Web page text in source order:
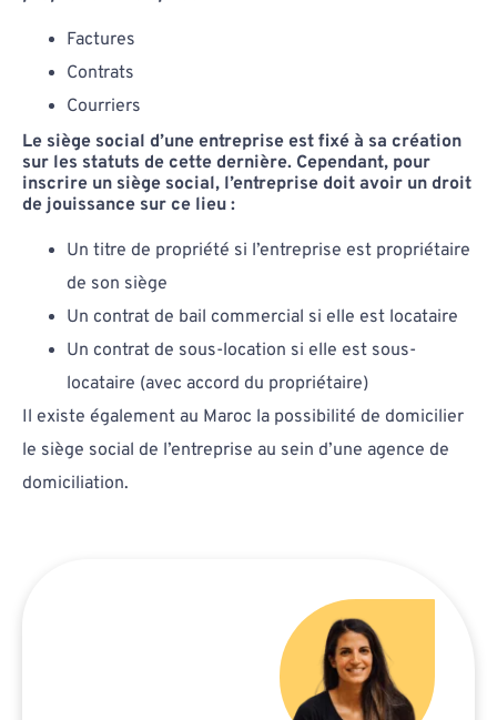
Factures
Contrats
Courriers
Le siège social d’une entreprise est fixé à sa création
sur les statuts de cette dernière. Cependant, pour
inscrire un siège social, l’entreprise doit avoir un droit
de jouissance sur ce lieu :
Un titre de propriété si l’entreprise est propriétaire
de son siège
Un contrat de bail commercial si elle est locataire
Un contrat de sous-location si elle est sous-
locataire (avec accord du propriétaire)
Il existe également au Maroc la possibilité de domicilier
le siège social de l’entreprise au sein d’une agence de
domiciliation.